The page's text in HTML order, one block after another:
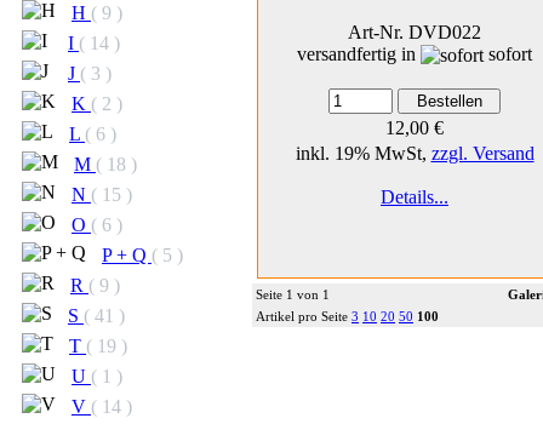
H ( 9 )
I ( 14 )
J ( 3 )
K ( 2 )
L ( 6 )
M ( 18 )
N ( 15 )
O ( 6 )
P + Q ( 5 )
R ( 9 )
S ( 41 )
T ( 19 )
U ( 1 )
V ( 14 )
Art-Nr. DVD022
versandfertig in
sofort
12,00 €
inkl. 19% MwSt, zzgl. Versand
Details...
Seite 1 von 1
Artikel pro Seite 3 10 20 50 100